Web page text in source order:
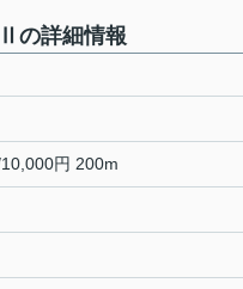
の詳細情報
円 200m